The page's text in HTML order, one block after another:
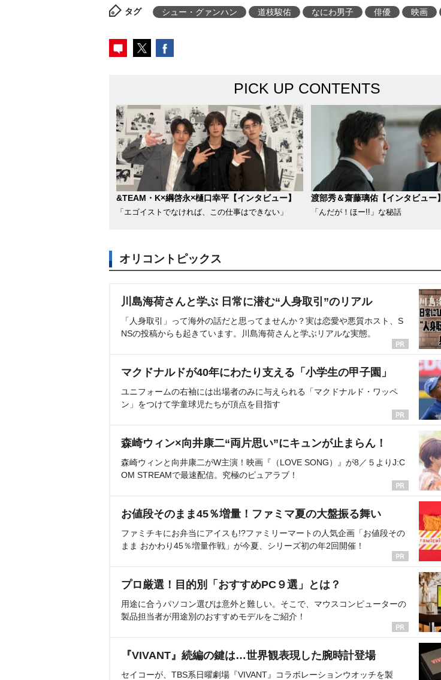
タグ シュー・グァンハン 道枝駿佑 なにわ男子 俳優 映画
PICK UP CONTENTS
&TEAM・K×綱啓永×樋口幸平【インタビュー】
「エゴイストでなければ、この仕事はできない」
渡部秀＆齋藤璃佑【インタビュー】
「んだが！ほー!!」な秘話
オリコントピックス
川島海荷さんと学ぶ 日常に潜む“人身取引”のリアル
「人身取引」って海外の話だと思ってませんか？実は恋愛や悪質ホスト、S
NSの投稿からも起きています。川島海荷さんと学ぶリアルな実態。
マクドナルドが40年にわたり支える「小学生の甲子園」
ユニフォームの右袖には出場者のみに与えられる「マクドナルド・ワッペ
ン」をつけて学童球児たちが頂点を目指す
森崎ウィン×向井康二“両片思い”にキュンが止まらん！
森崎ウィンと向井康二がW主演！映画『（LOVE SONG）』が8／５よりJ:C
OM STREAMで最速配信。究極のピュアラブ！
お値段そのまま45％増量！ファミマ夏の大盤振る舞い
ファミチキにお弁当にアイスも!?ファミリーマートの人気企画「お値段その
まま おかわり45％増量作戦」が今夏、シリーズ初の年2回開催！
プロ厳選！目的別「おすすめPC９選」とは？
用途に合うパソコン選びは意外と難しい。そこで、マウスコンピューターの
製品担当者が用途別のおすすめモデルをご紹介！
『VIVANT』続編の鍵は…世界観表現した腕時計登場
セイコーが、TBS系日曜劇場『VIVANT』コラボレーションウオッチを製